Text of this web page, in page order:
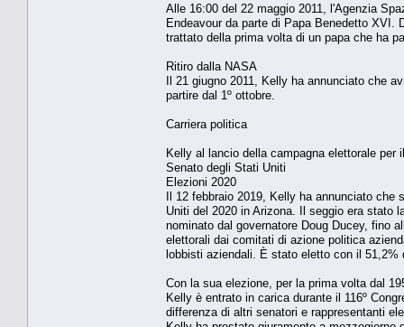
Alle 16:00 del 22 maggio 2011, l'Agenzia
Endeavour da parte di Papa Benedetto XVI.
trattato della prima volta di un papa che ha
Ritiro dalla NASA
Il 21 giugno 2011, Kelly ha annunciato che
partire dal 1º ottobre.
Carriera politica
Kelly al lancio della campagna elettorale per
Senato degli Stati Uniti
Elezioni 2020
Il 12 febbraio 2019, Kelly ha annunciato che
Uniti del 2020 in Arizona. Il seggio era stato
nominato dal governatore Doug Ducey, fino
elettorali dai comitati di azione politica
lobbisti aziendali. È stato eletto con il
Con la sua elezione, per la prima volta dal
Kelly è entrato in carica durante il 116º
differenza di altri senatori e rappresentanti